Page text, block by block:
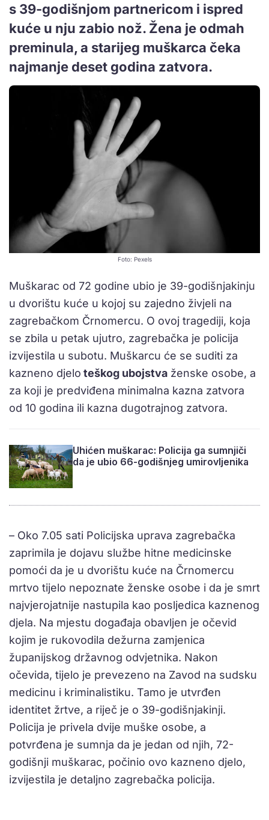
s 39-godišnjom partnericom i ispred
kuće u nju zabio nož. Žena je odmah
preminula, a starijeg muškarca čeka
najmanje deset godina zatvora.
Foto: Pexels
Muškarac od 72 godine ubio je 39-godišnjakinju
u dvorištu kuće u kojoj su zajedno živjeli na
zagrebačkom Črnomercu. O ovoj tragediji, koja
se zbila u petak ujutro, zagrebačka je policija
izvijestila u subotu. Muškarcu će se suditi za
kazneno djelo teškog ubojstva ženske osobe, a
za koji je predviđena minimalna kazna zatvora
od 10 godina ili kazna dugotrajnog zatvora.
Uhićen muškarac: Policija ga sumnjiči
da je ubio 66-godišnjeg umirovljenika
– Oko 7.05 sati Policijska uprava zagrebačka
zaprimila je dojavu službe hitne medicinske
pomoći da je u dvorištu kuće na Črnomercu
mrtvo tijelo nepoznate ženske osobe i da je smrt
najvjerojatnije nastupila kao posljedica kaznenog
djela. Na mjestu događaja obavljen je očevid
kojim je rukovodila dežurna zamjenica
županijskog državnog odvjetnika. Nakon
očevida, tijelo je prevezeno na Zavod na sudsku
medicinu i kriminalistiku. Tamo je utvrđen
identitet žrtve, a riječ je o 39-godišnjakinji.
Policija je privela dvije muške osobe, a
potvrđena je sumnja da je jedan od njih, 72-
godišnji muškarac, počinio ovo kazneno djelo,
izvijestila je detaljno zagrebačka policija.